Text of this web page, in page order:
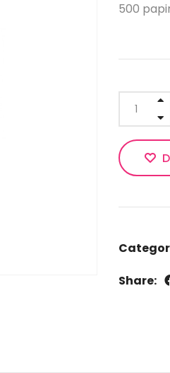
500
Share: